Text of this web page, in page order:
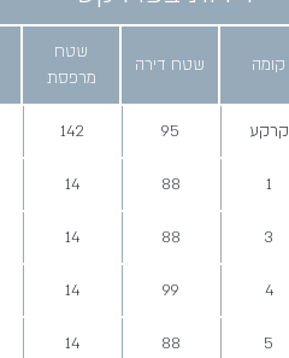
קומה שטח דירה
שטח
מרפסת
קרקע 95
142
1
88
14
3
88
14
4
99
14
5
88
14